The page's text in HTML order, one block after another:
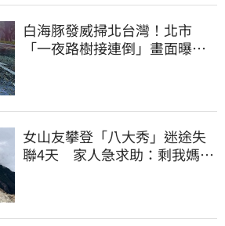
白海豚發威掃北台灣！北市
「一夜路樹接連倒」畫面曝
女山友攀登「八大秀」迷途失
聯4天 家人急求助：剩我媽還